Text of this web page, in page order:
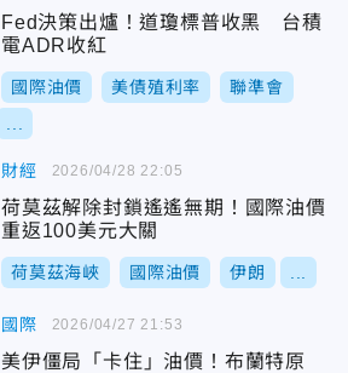
Fed決策出爐！道瓊標普收黑 台積
電ADR收紅
國際油價 美債殖利率 聯準會
財經
荷莫茲解除封鎖遙遙無期！國際油價
重返100美元大關
荷莫茲海峽 國際油價 伊朗
2026/04/28 22:05
國際
美伊僵局「卡住」油價！布蘭特原
2026/04/27 21:53